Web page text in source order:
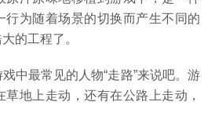
行为随着场景的切换而产生不同的
的工程了。
中最常见的人物“走路”来说吧。游
地上走动，还有在公路上走动，